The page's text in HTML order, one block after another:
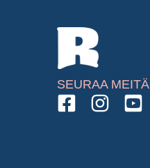
SEURAA MEITÄ